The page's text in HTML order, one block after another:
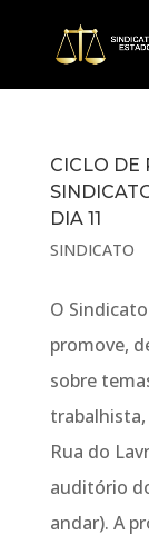
CICLO DE
DIA 11
SINDICATO
O Sindicato
promove,
sobre
trabalhista,
Rua do
auditório
andar). A